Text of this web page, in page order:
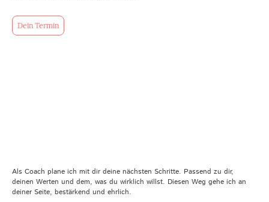
Dein Termin
Als Coach plane ich mit dir deine nächsten Schritte. Passend zu dir,
deinen Werten und dem, was du wirklich willst. Diesen Weg gehe ich an
deiner Seite, bestärkend und ehrlich.